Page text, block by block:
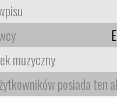
muzyczny
posiada ten